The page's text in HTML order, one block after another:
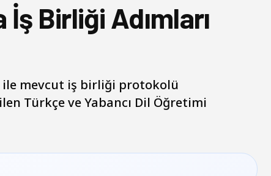
Birliği Adımları
ile mevcut iş birliği protokolü
Türkçe ve Yabancı Dil Öğretimi